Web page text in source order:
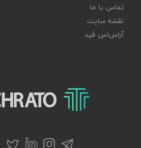
تماس با ما
نقشه سایت
آر‌اس‌اس فید
تکراتو – زندگی با تکنولوژی
تلگراماینستاگرام
لینکداین